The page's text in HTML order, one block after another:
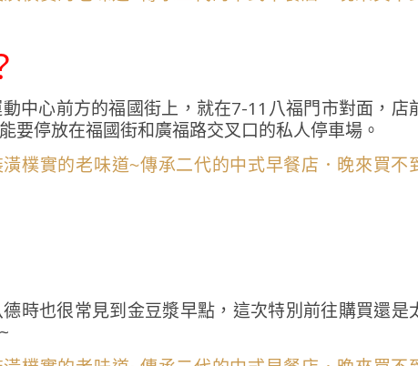
中心前方的福國街上，就在7-11八福門市對面，店
要停放在福國街和廣福路交叉口的私人停車場。
時也很常見到金豆漿早點，這次特別前往購買還是